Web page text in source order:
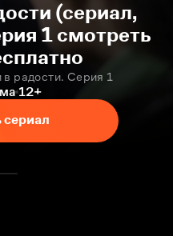
(сериал,
1 смотреть
радости. Серия 1
12+